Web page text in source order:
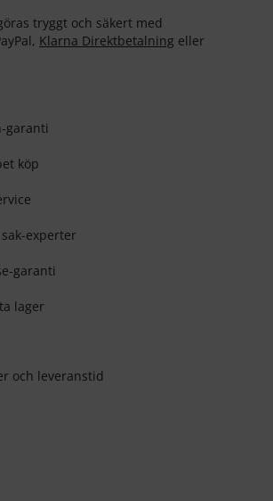
tryggt och säkert med
Klarna Direktbetalning eller
garanti
köp
experter
garanti
lager
och leveranstid